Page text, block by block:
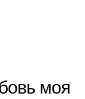
моя